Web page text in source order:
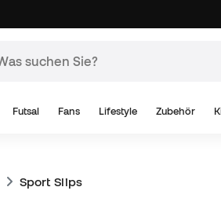
Futsal Fans Lifestyle Zubehör
Sport Slips